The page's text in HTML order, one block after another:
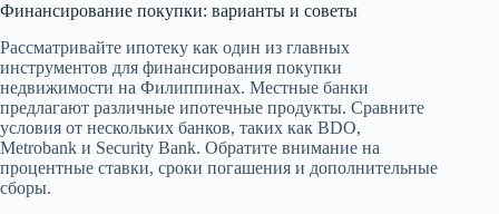
Финансирование покупки: варианты и советы
Рассматривайте ипотеку как один из главных
инструментов для финансирования покупки
недвижимости на Филиппинах. Местные банки
предлагают различные ипотечные продукты. Сравните
условия от нескольких банков, таких как BDO,
Metrobank и Security Bank. Обратите внимание на
процентные ставки, сроки погашения и дополнительные
сборы.